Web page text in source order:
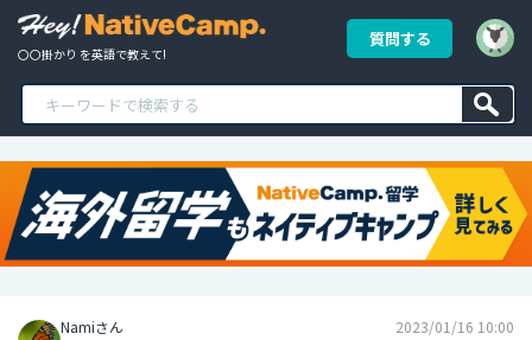
〇〇掛かり を英語で教えて!
質問する
Namiさん 2023/01/16 10:00